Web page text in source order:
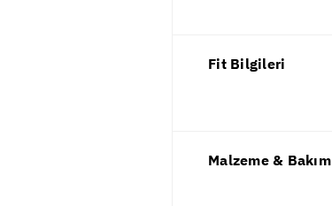
Fit Bilgileri
Malzeme & Bakım